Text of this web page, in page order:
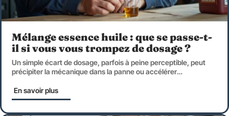
Mélange essence huile : que se passe-t-
il si vous vous trompez de dosage ?
Un simple écart de dosage, parfois à peine perceptible, peut
précipiter la mécanique dans la panne ou accélérer…
En savoir plus